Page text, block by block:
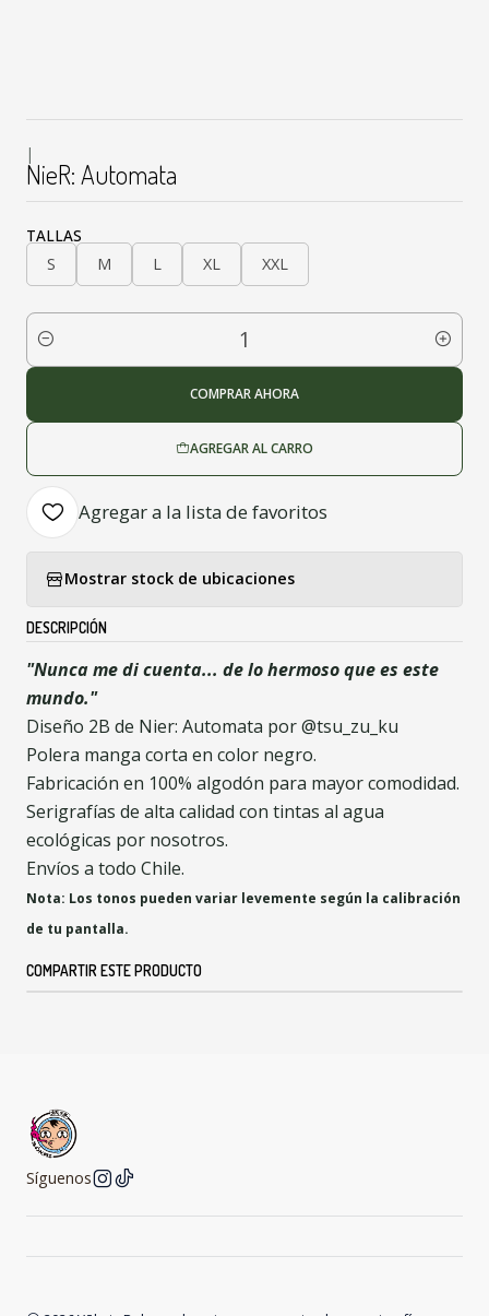
|
NieR: Automata
TALLAS
S
M L XL XXL
Cantidad
AGREGAR AL CARRO
COMPRAR AHORA
Agregar a la lista de favoritos
Mostrar stock de ubicaciones
DESCRIPCIÓN
"Nunca me di cuenta... de lo hermoso que es este
mundo."
Diseño 2B de Nier: Automata por @tsu_zu_ku
Polera manga corta en color negro.
Fabricación en 100% algodón para mayor comodidad.
Serigrafías de alta calidad con tintas al agua
ecológicas por nosotros.
Envíos a todo Chile.
Nota: Los tonos pueden variar levemente según la calibración
de tu pantalla.
COMPARTIR ESTE PRODUCTO
Síguenos